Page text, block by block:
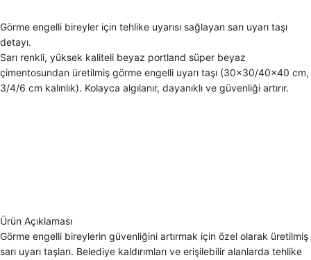
Görme engelli bireyler için tehlike uyarısı sağlayan sarı uyarı taşı
detayı.
Sarı renkli, yüksek kaliteli beyaz portland süper beyaz
çimentosundan üretilmiş görme engelli uyarı taşı (30×30/40×40 cm,
3/4/6 cm kalınlık). Kolayca algılanır, dayanıklı ve güvenliği artırır.
Ürün Açıklaması
Görme engelli bireylerin güvenliğini artırmak için özel olarak üretilmiş
sarı uyarı taşları. Belediye kaldırımları ve erişilebilir alanlarda tehlike